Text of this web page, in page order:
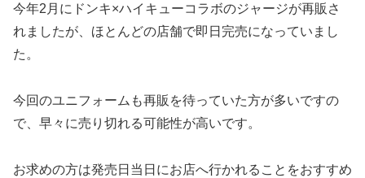
今年2月にドンキ×ハイキューコラボのジャージが再販さ
れましたが、ほとんどの店舗で即日完売になっていまし
た。
今回のユニフォームも再販を待っていた方が多いですの
で、早々に売り切れる可能性が高いです。
お求めの方は発売日当日にお店へ行かれることをおすすめ